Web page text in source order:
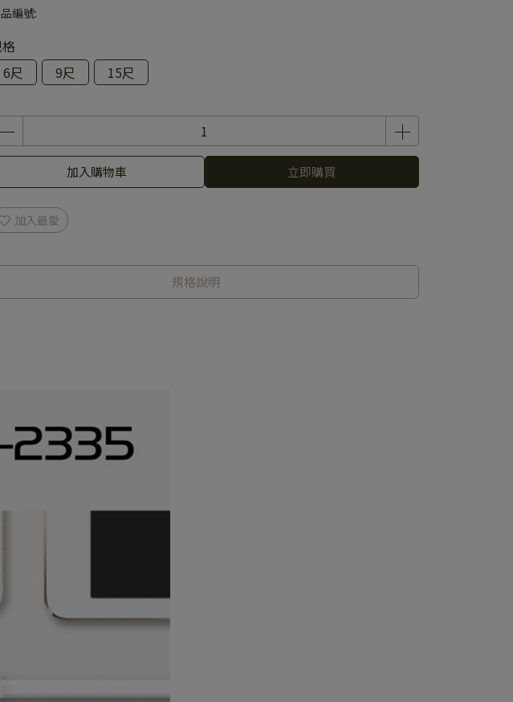
編號:
6尺
9尺 15尺
加入購物車 立即購買
加入最愛
規格說明